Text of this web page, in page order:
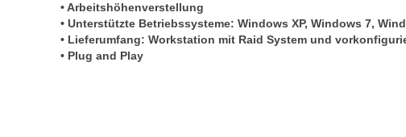
• Arbeitshöhenverstellung
• Unterstützte Betriebssysteme: Windows XP, Windows 7,
• Lieferumfang: Workstation mit Raid System und
• Plug and Play